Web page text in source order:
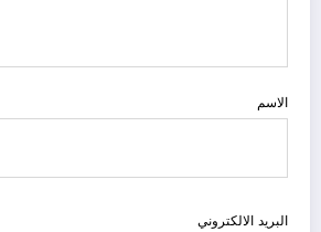
الاسم
البريد الالكتروني